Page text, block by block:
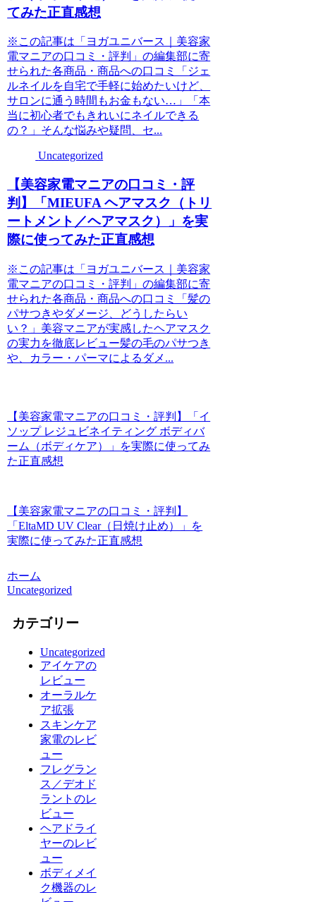
てみた正直感想
※この記事は「ヨガユニバース｜美容家
電マニアの口コミ・評判」の編集部に寄
せられた各商品・商品への口コミ「ジェ
ルネイルを自宅で手軽に始めたいけど、
サロンに通う時間もお金もない…」「本
当に初心者でもきれいにネイルできる
の？」そんな悩みや疑問、セ...
Uncategorized
【美容家電マニアの口コミ・評
判】「MIEUFA ヘアマスク（トリ
ートメント／ヘアマスク）」を実
際に使ってみた正直感想
※この記事は「ヨガユニバース｜美容家
電マニアの口コミ・評判」の編集部に寄
せられた各商品・商品への口コミ「髪の
パサつきやダメージ、どうしたらい
い？」美容マニアが実感したヘアマスク
の実力を徹底レビュー髪の毛のパサつき
や、カラー・パーマによるダメ...
【美容家電マニアの口コミ・評判】「イ
ソップ レジュビネイティング ボディバ
ーム（ボディケア）」を実際に使ってみ
た正直感想
【美容家電マニアの口コミ・評判】
「EltaMD UV Clear（日焼け止め）」を
実際に使ってみた正直感想
ホーム
Uncategorized
カテゴリー
Uncategorized
アイケアの
レビュー
オーラルケ
ア拡張
スキンケア
家電のレビ
ュー
フレグラン
ス／デオド
ラントのレ
ビュー
ヘアドライ
ヤーのレビ
ュー
ボディメイ
ク機器のレ